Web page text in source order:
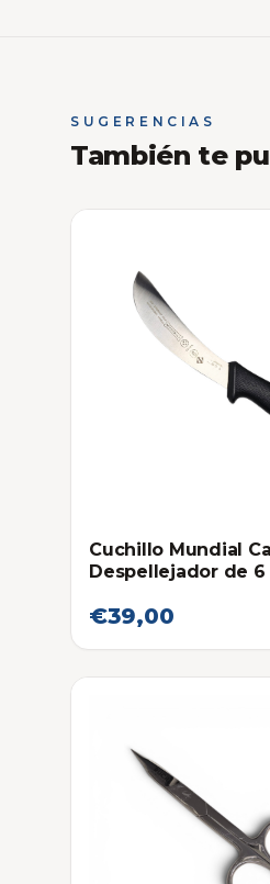
SUGERENCIAS
También te
Cuchillo Mundial
Despellejador de 6
€39,00